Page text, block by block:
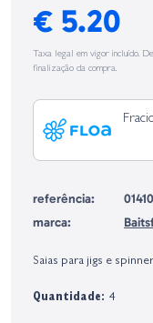
€ 5.20
Taxa legal em vigor incluído.
finalização da compra.
referência:
marca:
Europeia, dos produtos
Saias para jigs e
Quantidade: 4